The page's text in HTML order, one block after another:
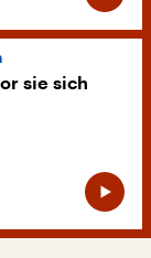
sie sich